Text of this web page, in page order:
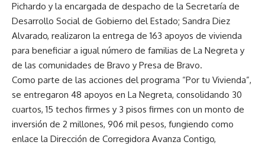
Pichardo y la encargada de despacho de la Secretaría de
Desarrollo Social de Gobierno del Estado; Sandra Diez
Alvarado, realizaron la entrega de 163 apoyos de vivienda
para beneficiar a igual número de familias de La Negreta y
de las comunidades de Bravo y Presa de Bravo.
Como parte de las acciones del programa “Por tu Vivienda”,
se entregaron 48 apoyos en La Negreta, consolidando 30
cuartos, 15 techos firmes y 3 pisos firmes con un monto de
inversión de 2 millones, 906 mil pesos, fungiendo como
enlace la Dirección de Corregidora Avanza Contigo,